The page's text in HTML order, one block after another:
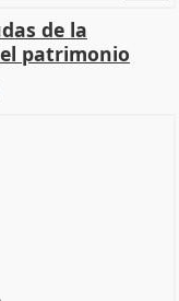
de la
patrimonio